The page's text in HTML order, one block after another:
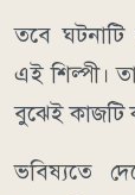
তবে ঘটনাটি
এই শিল্পী।
বুঝেই কাজটি
ভবিষ্যতে